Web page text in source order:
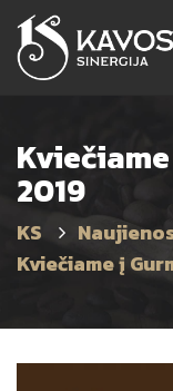
2019
Kviečiame į